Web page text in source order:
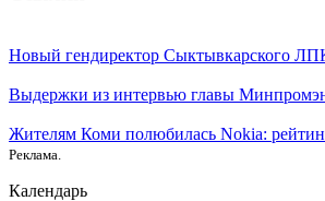
Новый гендиректор Сыктывкарского
Выдержки из интервью главы
Жителям Коми полюбилась Nokia:
Реклама.
Календарь